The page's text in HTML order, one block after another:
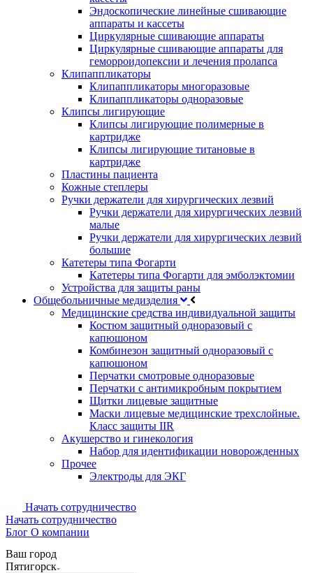
Эндоскопические линейные сшивающие
аппараты и кассеты
Циркулярные сшивающие аппараты
Циркулярные сшивающие аппараты для
геморроидопексии и лечения пролапса
Клипаппликаторы
Клипаппликаторы многоразовые
Клипаппликаторы одноразовые
Клипсы лигирующие
Клипсы лигирующие полимерные в
картридже
Клипсы лигирующие титановые в
картридже
Пластины пациента
Кожные степлеры
Ручки держатели для хирургических лезвий
Ручки держатели для хирургических лезвий
малые
Ручки держатели для хирургических лезвий
большие
Катетеры типа Фогарти
Катетеры типа Фогарти для эмболэктомии
Устройства для защиты раны
Общебольничные медизделия
Медицинские средства индивидуальной защиты
Костюм защитный одноразовый с
капюшоном
Комбинезон защитный одноразовый с
капюшоном
Перчатки смотровые одноразовые
Перчатки с антимикробным покрытием
Щитки лицевые защитные
Маски лицевые медицинские трехслойные.
Класс защиты IIR
Акушерство и гинекология
Набор для идентификации новорожденных
Прочее
Электроды для ЭКГ
Начать сотрудничество
Начать сотрудничество
Блог О компании
Ваш город
Пятигорск